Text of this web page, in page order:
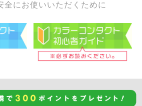
全にお使いいただくために